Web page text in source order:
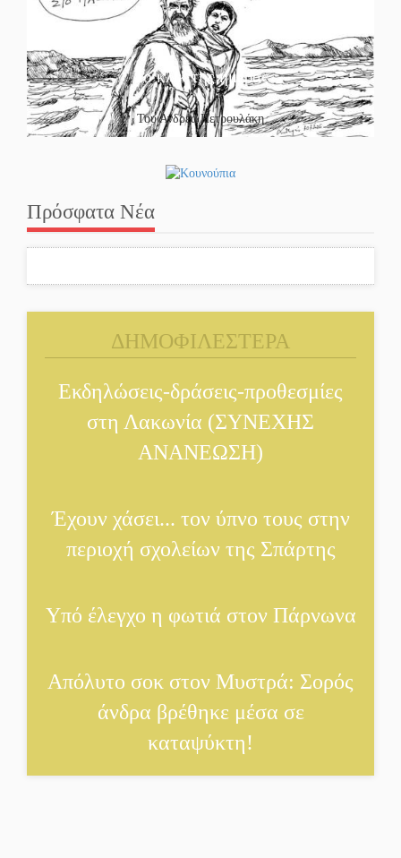
Το κλίκ της ημέρας
Του Ανδρέα Πετρουλάκη
Πρόσφατα Νέα
ΔΗΜΟΦΙΛΕΣΤΕΡΑ
Εκδηλώσεις-δράσεις-προθεσμίες
στη Λακωνία (ΣΥΝΕΧΗΣ
ΑΝΑΝΕΩΣΗ)
Έχουν χάσει... τον ύπνο τους στην
περιοχή σχολείων της Σπάρτης
Υπό έλεγχο η φωτιά στον Πάρνωνα
Απόλυτο σοκ στον Μυστρά: Σορός
άνδρα βρέθηκε μέσα σε
καταψύκτη!